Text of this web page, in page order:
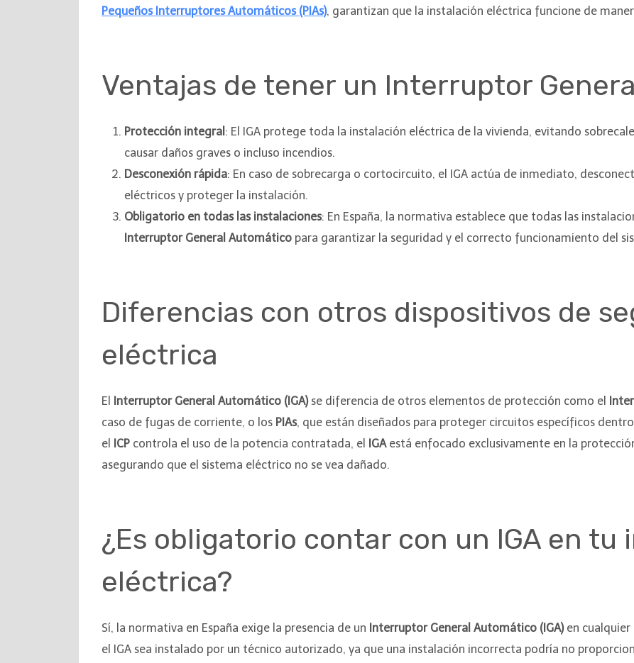
Pequeños Interruptores Automáticos (PIAs), garantizan que la instalación eléctrica funcione de
Ventajas de tener un Interruptor
Protección integral : El IGA protege toda la instalación eléctrica de la vivienda, evitando
causar daños graves o incluso incendios.
Desconexión rápida: En caso de sobrecarga o cortocircuito, el IGA actúa de inmediato,
eléctricos y proteger la instalación.
Obligatorio en todas las instalaciones: En España, la normativa establece que todas las
Interruptor General Automático para garantizar la seguridad y el correcto funcionamiento del
Diferencias con otros dispositivos de
eléctrica
El Interruptor General Automático (IGA)se diferencia de otros elementos de protección como el
caso de fugas de corriente, o los PIAs, que están diseñados para proteger circuitos específicos
el ICP controla el uso de la potencia contratada, el IGAestá enfocado exclusivamente en la
asegurando que el sistema eléctrico no se vea dañado.
¿Es obligatorio contar con un IGA en tu
eléctrica?
Sí, la normativa en España exige la presencia de un Interruptor General Automático (IGA)en cualquier
el IGA sea instalado por un técnico autorizado, ya que una instalación incorrecta podría no